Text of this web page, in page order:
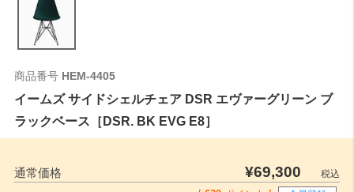
商品番号 HEM-4405
イームズ サイドシェルチェア DSR エヴァーグリーン ブ
ラックベース［DSR. BK EVG E8］
通常価格 ¥69,300
税込